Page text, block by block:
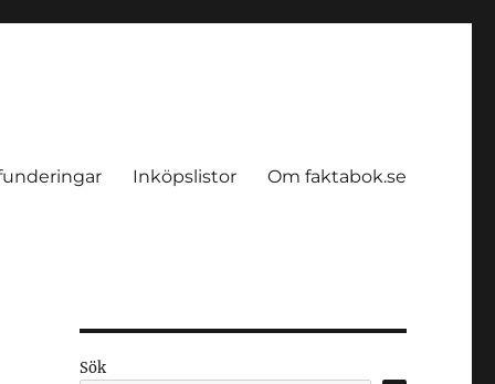
Inköpslistor Om faktabok.se
Sök